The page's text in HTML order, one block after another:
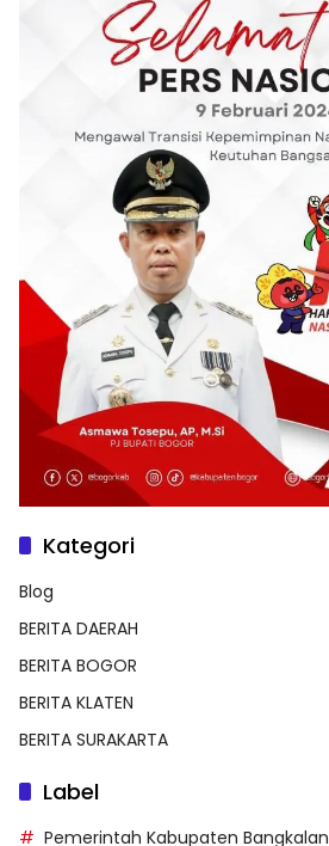
Kategori
Blog
BERITA DAERAH
BERITA BOGOR
BERITA KLATEN
BERITA SURAKARTA
Label
Pemerintah Kabupaten Bangkalan